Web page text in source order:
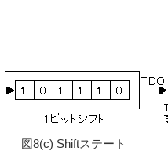
図8(c) Shiftステート